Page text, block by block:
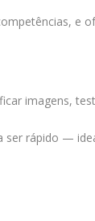
e
imagens,
ser rápido —